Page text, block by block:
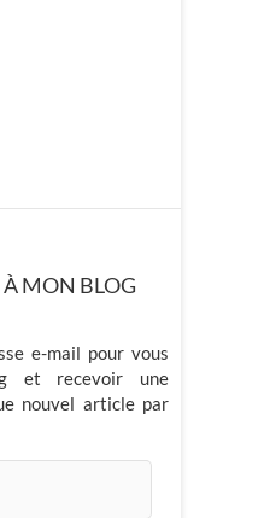
MON BLOG
e-mail pour vous
et recevoir une
nouvel article par